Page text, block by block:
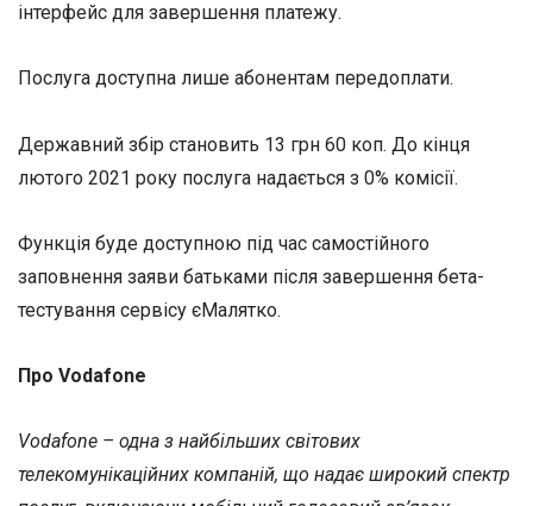
інтерфейс для завершення платежу.
Послуга доступна лише абонентам передоплати.
Державний збір становить 13 грн 60 коп. До кінця
лютого 2021 року послуга надається з 0% комісії.
Функція буде доступною під час самостійного
заповнення заяви батьками після завершення бета-
тестування сервісу єМалятко.
Про Vodafone
Vodafone – одна з найбільших світових
телекомунікаційних компаній, що надає широкий спектр